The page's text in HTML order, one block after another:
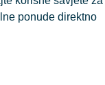
ponude direktno